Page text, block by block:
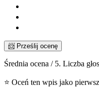
📨 Prześlij ocenę
Średnia ocena / 5. Liczba
⭐ Oceń ten wpis jako